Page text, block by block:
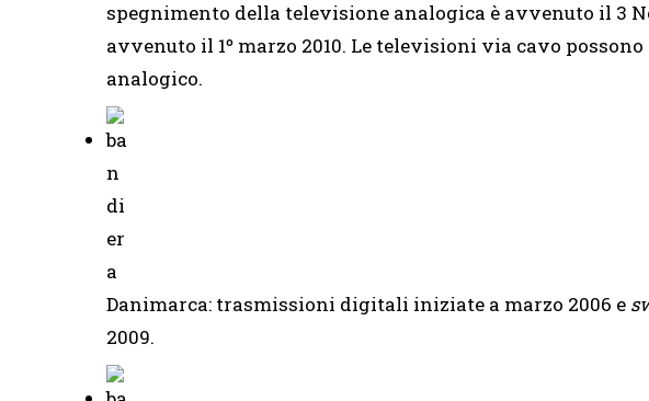
spegnimento della televisione analogica è avvenuto il 3
avvenuto il 1º marzo 2010. Le televisioni via cavo
analogico.
Danimarca: trasmissioni digitali iniziate a marzo 2006 e
2009.